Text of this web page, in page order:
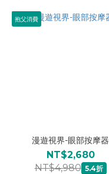
抱父消費
漫遊視界-眼部按摩器
NT$2,680
NT$4,980 5.4折